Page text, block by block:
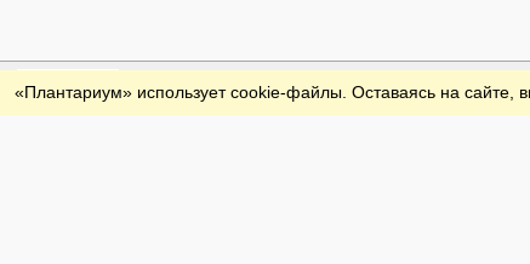
Обратная связь
«Плантариум» использует cookie-файлы. Оставаясь на сайте,